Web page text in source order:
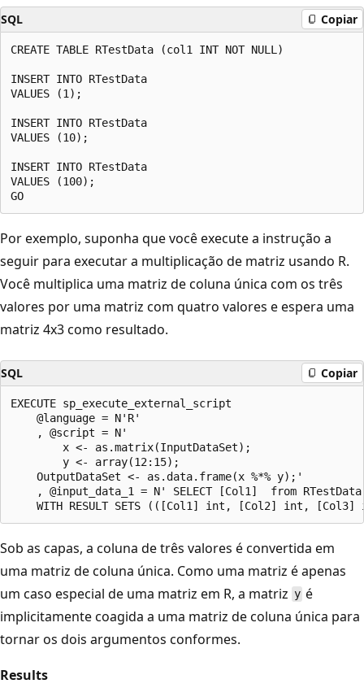
SQL Copiar
CREATE TABLE RTestData (col1 INT NOT NULL)
INSERT INTO RTestData
VALUES (1);
INSERT INTO RTestData
VALUES (10);
INSERT INTO RTestData
VALUES (100);
Por exemplo, suponha que você execute a instrução a
seguir para executar a multiplicação de matriz usando R.
Você multiplica uma matriz de coluna única com os três
valores por uma matriz com quatro valores e espera uma
matriz 4x3 como resultado.
SQL Copiar
EXECUTE sp_execute_external_script
    @language = N'R'
    , @script = N'
        x <- as.matrix(InputDataSet);
        y <- array(12:15);
    OutputDataSet <- as.data.frame(x %*% y);'
, @input_data_1 = N' SELECT [Col1]  from
Sob as capas, a coluna de três valores é convertida em
uma matriz de coluna única. Como uma matriz é apenas
um caso especial de uma matriz em R, a matriz y é
implicitamente coagida a uma matriz de coluna única para
tornar os dois argumentos conformes.
Results